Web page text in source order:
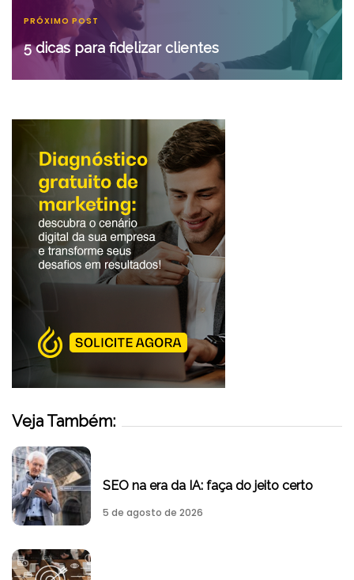
PRÓXIMO POST
5 dicas para fidelizar clientes
Veja Também:
SEO na era da IA: faça do jeito certo
5 de agosto de 2026